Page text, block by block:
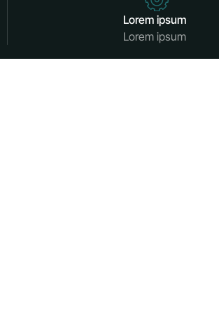
Lorem ipsum
Lorem ipsum